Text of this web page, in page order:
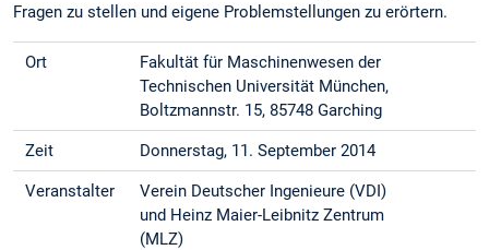
Fragen zu stellen und eigene Problemstellungen zu erörtern.
Ort
Fakultät für Maschinenwesen der
Technischen Universität München,
Boltzmannstr. 15, 85748 Garching
Zeit Donnerstag, 11. September 2014
Veranstalter
Verein Deutscher Ingenieure (VDI)
und Heinz Maier-Leibnitz Zentrum
(MLZ)